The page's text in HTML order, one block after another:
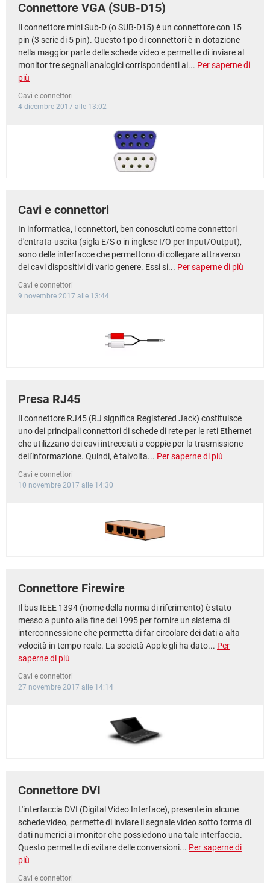
Connettore VGA (SUB-D15)
Il connettore mini Sub-D (o SUB-D15) è un connettore con 15
pin (3 serie di 5 pin). Questo tipo di connettori è in dotazione
nella maggior parte delle schede video e permette di inviare al
monitor tre segnali analogici corrispondenti ai... Per saperne di
più
Cavi e connettori
4 dicembre 2017 alle 13:02
Cavi e connettori
In informatica, i connettori, ben conosciuti come connettori
d'entrata-uscita (sigla E/S o in inglese I/O per Input/Output),
sono delle interfacce che permettono di collegare attraverso
dei cavi dispositivi di vario genere. Essi si... Per saperne di più
Cavi e connettori
9 novembre 2017 alle 13:44
Presa RJ45
Il connettore RJ45 (RJ significa Registered Jack) costituisce
uno dei principali connettori di schede di rete per le reti Ethernet
che utilizzano dei cavi intrecciati a coppie per la trasmissione
dell'informazione. Quindi, è talvolta... Per saperne di più
Cavi e connettori
10 novembre 2017 alle 14:30
Connettore Firewire
Il bus IEEE 1394 (nome della norma di riferimento) è stato
messo a punto alla fine del 1995 per fornire un sistema di
interconnessione che permetta di far circolare dei dati a alta
velocità in tempo reale. La società Apple gli ha dato... Per
saperne di più
Cavi e connettori
27 novembre 2017 alle 14:14
Connettore DVI
L'interfaccia DVI (Digital Video Interface), presente in alcune
schede video, permette di inviare il segnale video sotto forma di
dati numerici ai monitor che possiedono una tale interfaccia.
Questo permette di evitare delle conversioni... Per saperne di
più
Cavi e connettori